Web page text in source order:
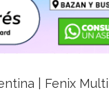
| Fenix